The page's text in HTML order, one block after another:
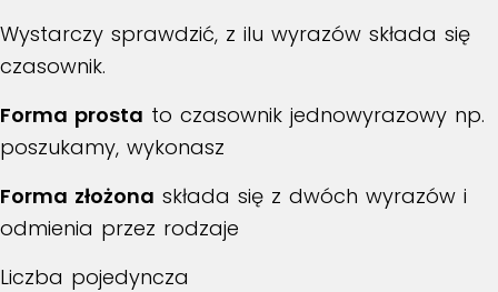
Wystarczy sprawdzić, z ilu wyrazów składa się
czasownik.
Forma prosta to czasownik jednowyrazowy np.
poszukamy, wykonasz
Forma złożona składa się z dwóch wyrazów i
odmienia przez rodzaje
Liczba pojedyncza